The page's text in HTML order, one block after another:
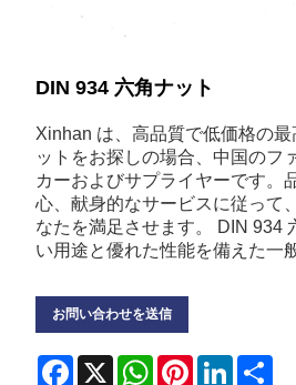
DIN 934 六角ナット
Xinhan は、高品質で低価格の
ットをお探しの場合、中国のフ
カーおよびサプライヤーです。
心、献身的なサービスに従って
なたを満足させます。 DIN 934
い用途と優れた性能を備えた一
お問い合わせを送信
Facebook
X WhatsApp
PinterestLinkedIn